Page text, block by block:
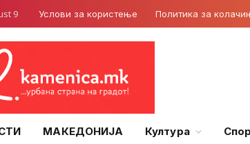
9 Услови за користење Политика за
МАКЕДОНИЈА Култура